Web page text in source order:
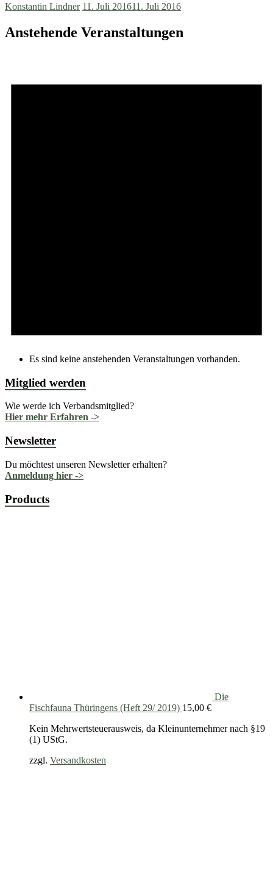
Konstantin Lindner 11. Juli 201611. Juli 2016
Anstehende Veranstaltungen
Es sind keine anstehenden Veranstaltungen vorhanden.
Mitglied werden
Wie werde ich Verbandsmitglied?
Hier mehr Erfahren ->
Newsletter
Du möchtest unseren Newsletter erhalten?
Anmeldung hier ->
Products
Die
Fischfauna Thüringens (Heft 29/ 2019) 15,00 €
Kein Mehrwertsteuerausweis, da Kleinunternehmer nach §19
(1) UStG.
zzgl. Versandkosten